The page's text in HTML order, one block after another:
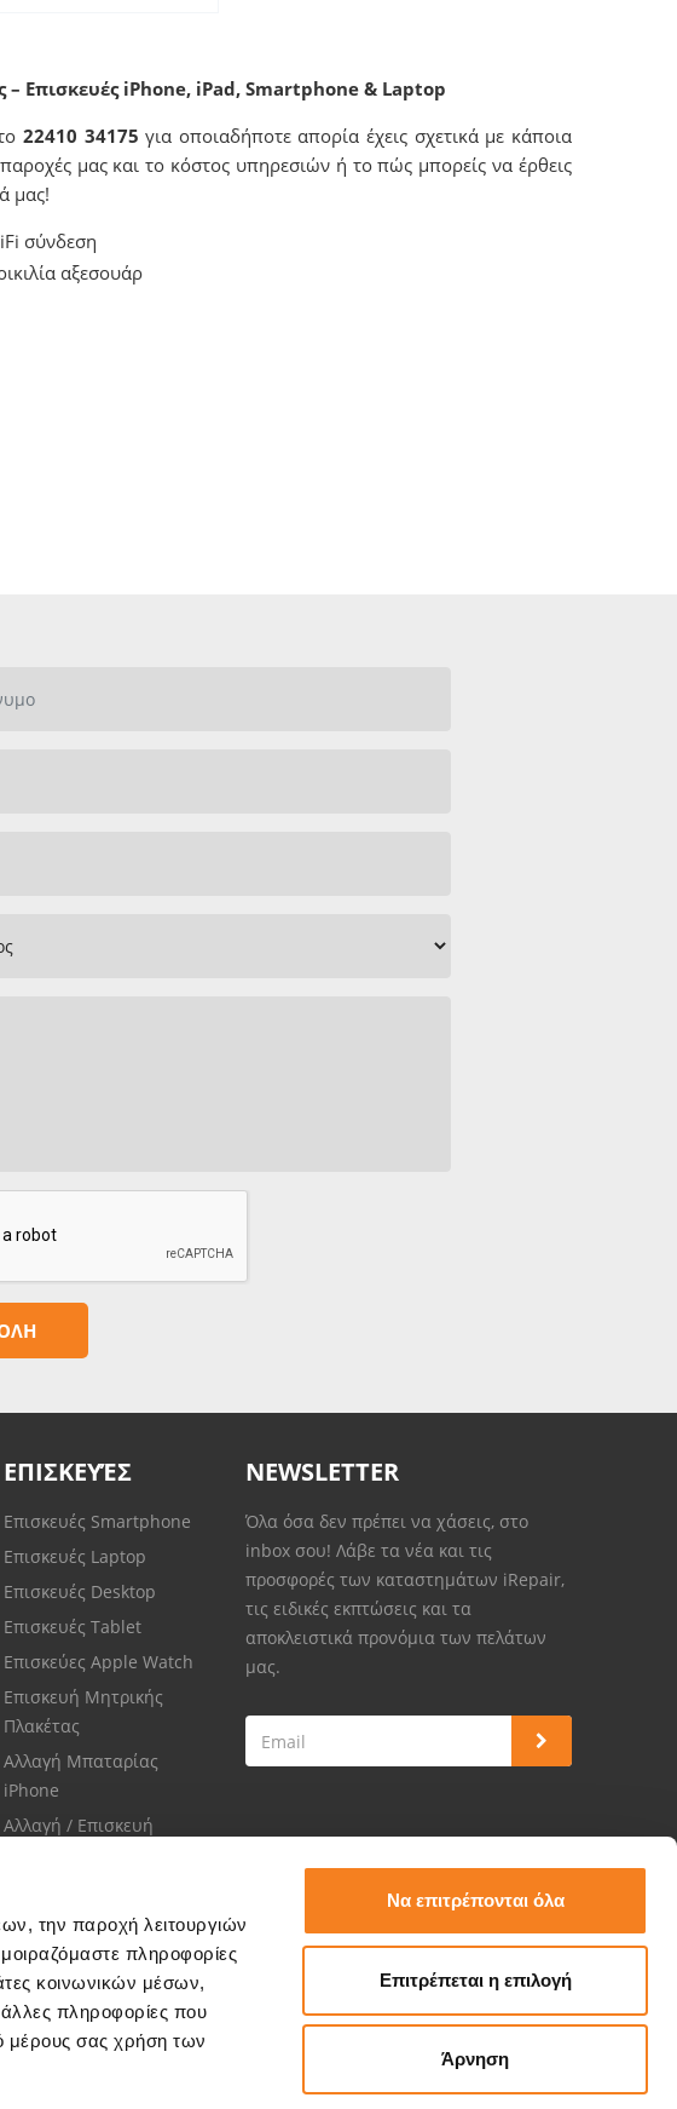
την παροχή λειτουργιών
πληροφορίες
κοινωνικών μέσων,
πληροφορίες που
μέρους σας χρήση των
Να επιτρέπονται όλα
Επιτρέπεται η επιλογή
Άρνηση
– Επισκευές iPhone, iPad, Smartphone & Laptop
22410 34175για οποιαδήποτε απορία έχεις σχετικά με κάποια
παροχές μας και το κόστος υπηρεσιών ή το πώς μπορείς να έρθεις
μας!
σύνδεση
αξεσουάρ
ΕΠΙΣΚΕΥΈΣ
Επισκευές Smartphone
Επισκευές Laptop
Επισκευές Desktop
Επισκευές Tablet
Επισκεύες Apple Watch
Επισκευή Μητρικής
Πλακέτας
Αλλαγή Μπαταρίας
iPhone
Αλλαγή / Επισκευή
NEWSLETTER
Όλα όσα δεν πρέπει να χάσεις, στο
inbox σου! Λάβε τα νέα και τις
προσφορές των καταστημάτων iRepair,
τις ειδικές εκπτώσεις και τα
αποκλειστικά προνόμια των πελάτων
μας.